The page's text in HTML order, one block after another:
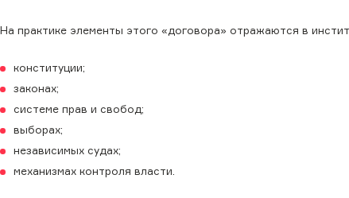
На практике элементы этого «договора» отражаются в
конституции;
законах;
системе прав и свобод;
выборах;
независимых судах;
механизмах контроля власти.